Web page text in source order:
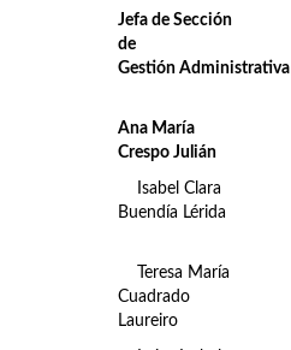
Jefa de Sección
de
Gestión Administrativa
Ana María
Crespo Julián
Isabel Clara
Buendía Lérida
Teresa María
Cuadrado
Laureiro